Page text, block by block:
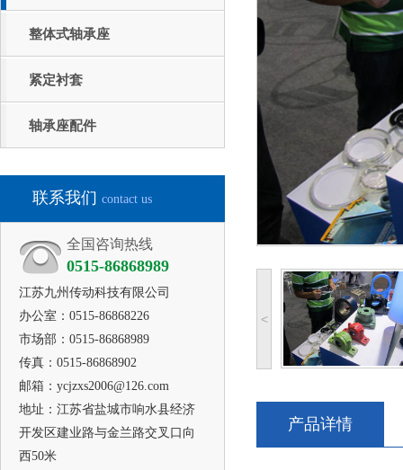
整体式轴承座
紧定衬套
轴承座配件
联系我们 contact us
全国咨询热线
0515-86868989
江苏九州传动科技有限公司
办公室：0515-86868226
市场部：0515-86868989
传真：0515-86868902
邮箱：ycjzxs2006@126.com
地址：江苏省盐城市响水县经济
开发区建业路与金兰路交叉口向
西50米
<
产品详情